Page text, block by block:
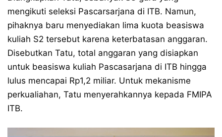
mengikuti seleksi Pascarsarjana di ITB. Namun,
pihaknya baru menyediakan lima kuota beasiswa
kuliah S2 tersebut karena keterbatasan anggaran.
Disebutkan Tatu, total anggaran yang disiapkan
untuk beasiswa kuliah Pascasarjana di ITB hingga
lulus mencapai Rp1,2 miliar. Untuk mekanisme
perkualiahan, Tatu menyerahkannya kepada FMIPA
ITB.